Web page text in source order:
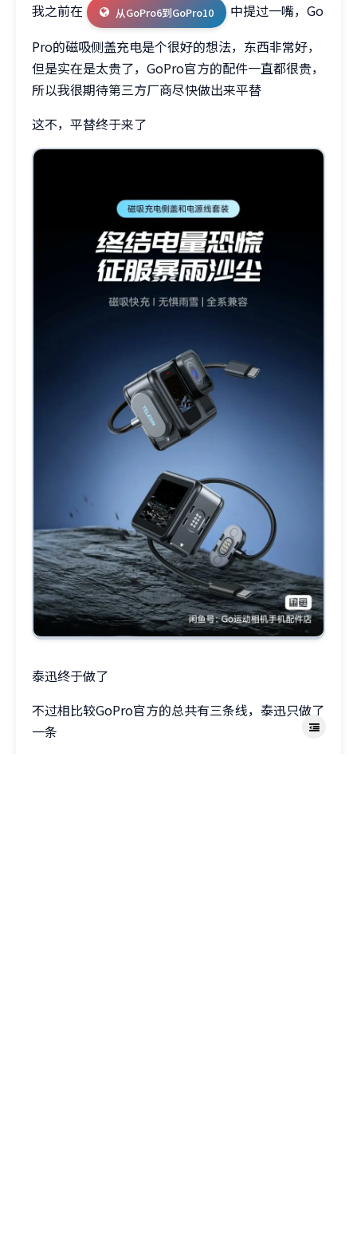
我之前在 从GoPro6到GoPro10
中提过一嘴，Go
Pro的磁吸侧盖充电是个很好的想法，东西非常好，
但是实在是太贵了，GoPro官方的配件一直都很贵，
所以我很期待第三方厂商尽快做出来平替
这不，平替终于来了
泰迅终于做了
不过相比较GoPro官方的总共有三条线，泰迅只做了
一条